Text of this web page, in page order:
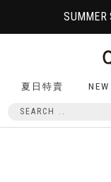
夏日特賣